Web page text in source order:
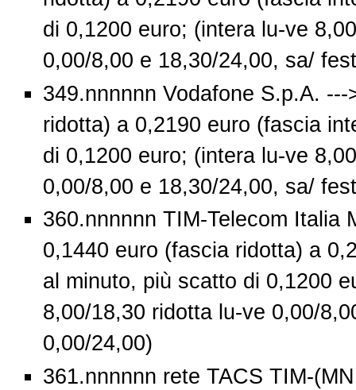
di 0,1200 euro; (intera lu-ve
0,00/8,00 e 18,30/24,00, sa/
349.nnnnnn Vodafone S.p.A.
ridotta) a 0,2190 euro (fascia
di 0,1200 euro; (intera lu-ve
0,00/8,00 e 18,30/24,00, sa/
360.nnnnnn TIM-Telecom Italia
0,1440 euro (fascia ridotta) a
al minuto, più scatto di 0,1200
8,00/18,30 ridotta lu-ve 0,00/
0,00/24,00)
361.nnnnnn rete TACS TIM-